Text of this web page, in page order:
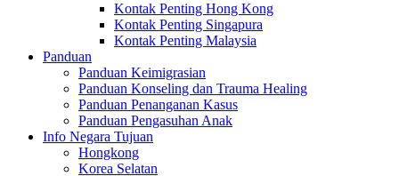
Kontak Penting Hong Kong
Kontak Penting Singapura
Kontak Penting Malaysia
Panduan
Panduan Keimigrasian
Panduan Konseling dan Trauma Healing
Panduan Penanganan Kasus
Panduan Pengasuhan Anak
Info Negara Tujuan
Hongkong
Korea Selatan